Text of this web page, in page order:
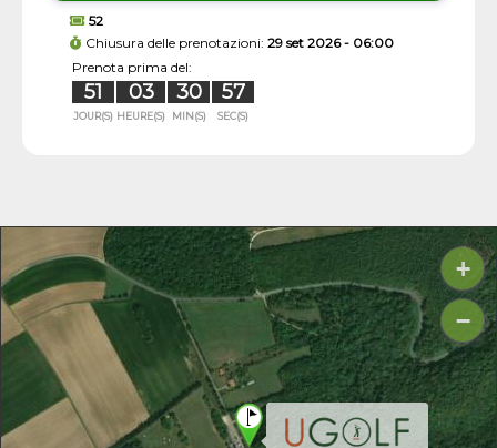
52
Chiusura delle prenotazioni: 29 set 2026 - 06:00
Prenota prima del:
51 03 30 56
JOUR(S) HEURE(S) MIN(S) SEC(S)
+
−